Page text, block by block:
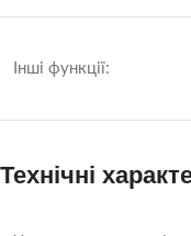
Інші функції:
Технічні